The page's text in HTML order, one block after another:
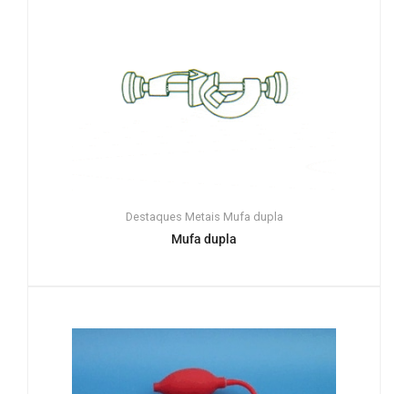
Destaques Metais Mufa dupla
Mufa dupla